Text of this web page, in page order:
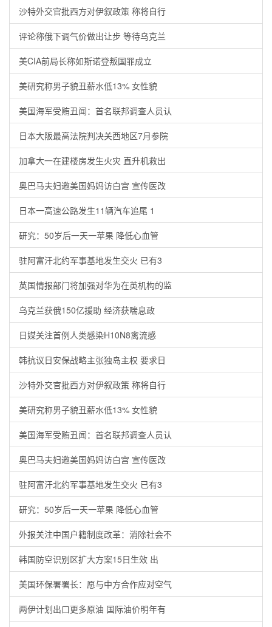
沙特外交官批西方对伊叙政策 称将自行
评论称俄下调气价做出让步 等待乌克兰
美CIA前局长称如斯诺登叛国罪成立
美研究称男子貌丑薪水低13% 女性貌
美国海军受贿丑闻：首名联邦调查人员认
日本大阪最高法院判决关西地区7月参院
加拿大一在建楼房发生火灾 直升机救出
奥巴马夫妇邀美国妈妈访白宫 宣传医改
日本一高速公路发生11辆汽车追尾 1
研究：50岁后一天一苹果 降低心血管
驻阿富汗北约军事基地发生交火 已有3
英国情报部门将加强对华为在英机构的监
乌克兰获俄150亿援助 经济获喘息政
日媒关注首例人类感染H10N8禽流感
韩抗议日安保战略主张独岛主权 要求日
沙特外交官批西方对伊叙政策 称将自行
美研究称男子貌丑薪水低13% 女性貌
美国海军受贿丑闻：首名联邦调查人员认
奥巴马夫妇邀美国妈妈访白宫 宣传医改
驻阿富汗北约军事基地发生交火 已有3
研究：50岁后一天一苹果 降低心血管
外报关注中国户籍制度改革：消除社会不
韩国防空识别区扩大方案15日生效 出
美国环保署署长：愿与中方合作应对空气
两伊计划出口更多原油 国际油价明年有